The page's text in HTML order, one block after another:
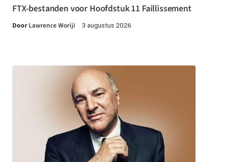
FTX-bestanden voor Hoofdstuk 11 Faillissement
DoorLawrence Woriji 3 augustus 2026